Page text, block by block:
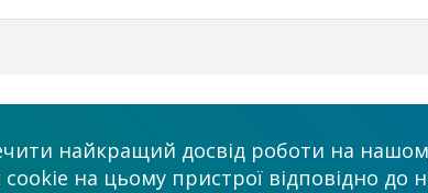
найкращий досвід роботи на
на цьому пристрої відповідно до